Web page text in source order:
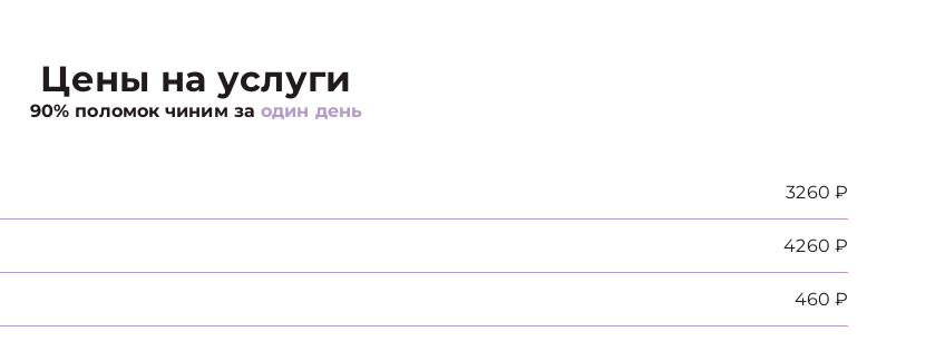
Цены на услуги
90% поломок чиним заодин день
3260 ₽
4260 ₽
460 ₽